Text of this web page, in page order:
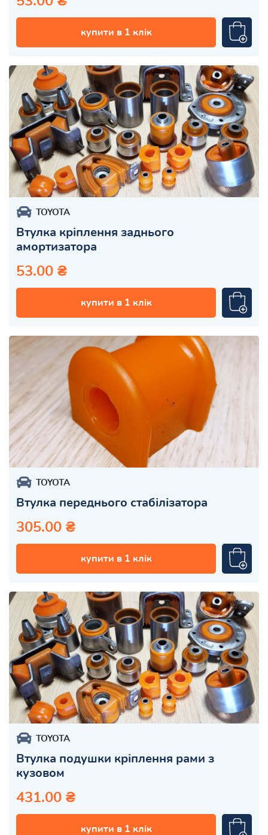
купити в 1 клік
TOYOTA
Втулка кріплення заднього
амортизатора
53.00 ₴
купити в 1 клік
TOYOTA
Втулка переднього стабілізатора
305.00 ₴
купити в 1 клік
TOYOTA
Втулка подушки кріплення рами з
кузовом
431.00 ₴
купити в 1 клік